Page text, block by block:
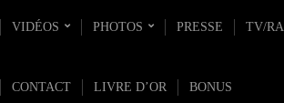
VIDÉOS PHOTOS PRESSE TV/
CONTACT LIVRE D’OR BONUS